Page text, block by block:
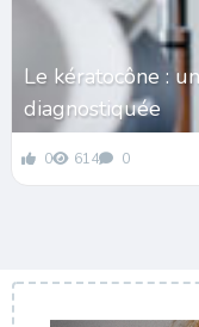
Le kératocône :
diagnostiquée
0 614 0